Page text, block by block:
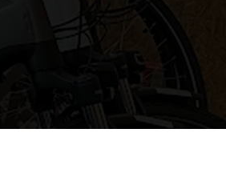
Aandrijving en versnelling
Frame en voorvork
Zadels